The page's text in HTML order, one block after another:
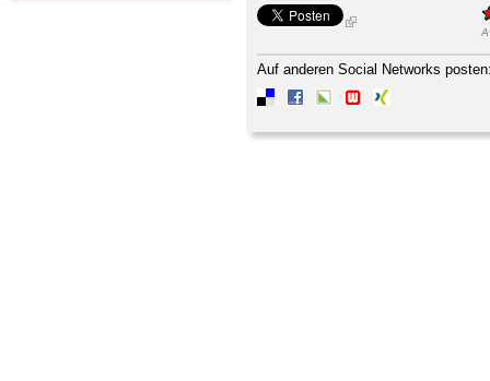
Auf anderen Social Networks